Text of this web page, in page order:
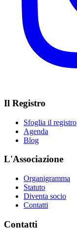
Il Registro
Sfoglia il registro
Agenda
Blog
L'Associazione
Organigramma
Statuto
Diventa socio
Contatti
Contatti